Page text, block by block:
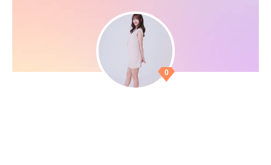
0